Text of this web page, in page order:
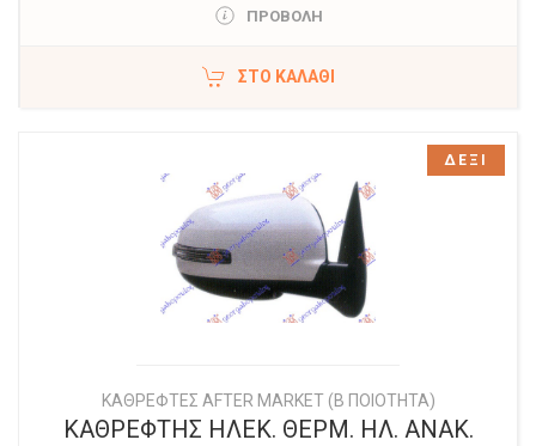
ΠΡΟΒΟΛΗ
ΣΤΟ ΚΑΛΆΘΙ
ΚΑΘΡΕΦΤΕΣ AFTER MARKET (Β ΠΟΙΟΤΗΤΑ)
ΚΑΘΡΕΦΤΗΣ ΗΛΕΚ. ΘΕΡΜ. ΗΛ. ΑΝΑΚ.
ΔΕΞΙ